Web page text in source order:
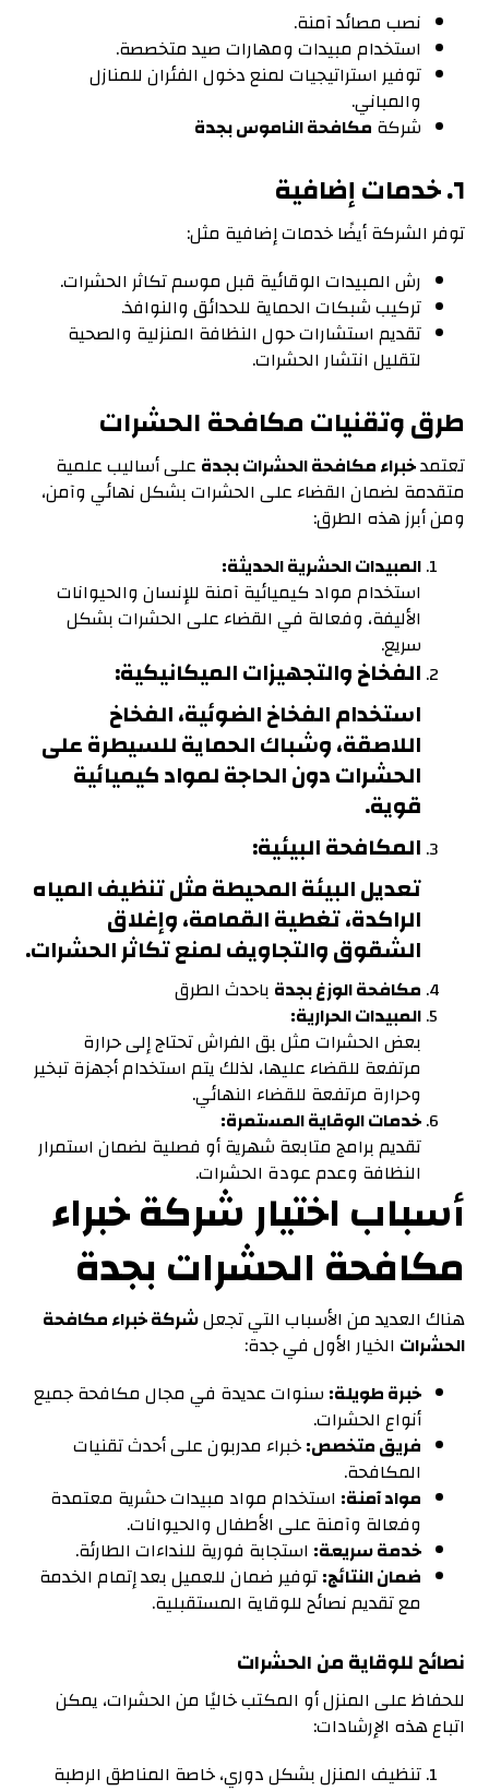
نصب مصائد آمنة.
استخدام مبيدات ومهارات صيد متخصصة.
توفير استراتيجيات لمنع دخول الفئران للمنازل
والمباني.
شركة مكافحة الناموس بجدة
٦. خدمات إضافية
توفر الشركة أيضًا خدمات إضافية مثل:
رش المبيدات الوقائية قبل موسم تكاثر الحشرات.
تركيب شبكات الحماية للحدائق والنوافذ.
تقديم استشارات حول النظافة المنزلية والصحية
لتقليل انتشار الحشرات.
طرق وتقنيات مكافحة الحشرات
تعتمدخبراءمكافحة الحشرات بجدة على أساليب علمية
متقدمة لضمان القضاء على الحشرات بشكل نهائي وآمن،
ومن أبرز هذه الطرق:
المبيدات الحشرية الحديثة:
استخدام مواد كيميائية آمنة للإنسان والحيوانات
الأليفة، وفعالة في القضاء على الحشرات بشكل
سريع.
الفخاخ والتجهيزات الميكانيكية:
استخدام الفخاخ الضوئية، الفخاخ
اللاصقة، وشباك الحماية للسيطرة على
الحشرات دون الحاجة لمواد كيميائية
قوية.
المكافحة البيئية:
تعديل البيئة المحيطة مثل تنظيف المياه
الراكدة، تغطية القمامة، وإغلاق
الشقوق والتجاويف لمنع تكاثر الحشرات.
مكافحة الوزغ بجدة باحدث الطرق
المبيدات الحرارية:
بعض الحشرات مثل بق الفراش تحتاج إلى حرارة
مرتفعة للقضاء عليها، لذلك يتم استخدام أجهزة تبخير
وحرارة مرتفعة للقضاء النهائي.
خدمات الوقاية المستمرة:
تقديم برامج متابعة شهرية أو فصلية لضمان استمرار
النظافة وعدم عودة الحشرات.
أسباب اختيار شركة خبراء
مكافحة الحشرات بجدة
هناك العديد من الأسباب التي تجعلشركة خبراءمكافحة
الحشرات الخيار الأول في جدة:
خبرة طويلة: سنوات عديدة في مجال مكافحة جميع
أنواع الحشرات.
فريق متخصص:خبراء مدربون على أحدث تقنيات
المكافحة.
مواد آمنة: استخدام مواد مبيدات حشرية معتمدة
وفعالة وآمنة على الأطفال والحيوانات.
خدمة سريعة: استجابة فورية للنداءات الطارئة.
ضمان النتائج:توفير ضمان للعميل بعد إتمام الخدمة
مع تقديم نصائح للوقاية المستقبلية.
نصائح للوقاية من الحشرات
للحفاظ على المنزل أو المكتب خاليًا من الحشرات، يمكن
اتباع هذه الإرشادات:
تنظيف المنزل بشكل دوري، خاصة المناطق الرطبة